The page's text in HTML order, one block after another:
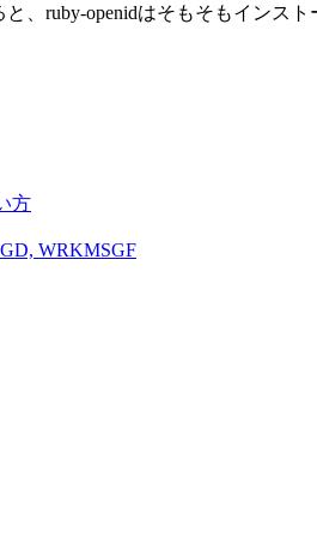
、ruby-openidはそもそもインス
方
WRKMSGF